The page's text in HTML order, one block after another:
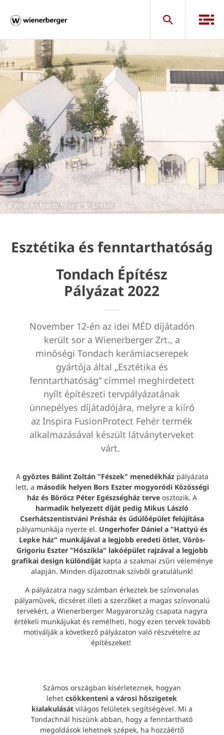
© What Architects, Winery "S" Strekov
Esztétika és fenntarthatóság
Tondach Építész
Pályázat 2022
November 12-én az idei MÉD díjátadón
került sor a Wienerberger Zrt., a
minőségi Tondach kerámiacserepek
gyártója által „Esztétika és
fenntarthatóság” címmel meghirdetett
nyílt építészeti tervpályázatának
ünnepélyes díjátadójára, melyre a kiíró
az Inspira FusionProtect Fehér termék
alkalmazásával készült látványterveket
várt.
A győztes Bálint Zoltán "Fészek" menedékházpályázata
lett, a második helyen Bors Eszter mogyoródi Közösségi
ház és Böröcz Péter Egészségház terve osztozik. A
harmadik helyezett díját pedig Mikus László
Cserhátszentistváni Présház és üdülőépület felújítása
pályamunkája nyerte el. Ungerhofer Dániel a "Hattyú és
Lepke ház" munkájával a legjobb eredeti ötlet, Vörös-
Grigoriu Eszter "Hószikla" lakóépület rajzával a legjobb
grafikai design különdíjátkapta a szakmai zsűri véleménye
alapján. Minden díjazottnak szívből gratulálunk!
A pályázatra nagy számban érkeztek be színvonalas
pályaművek, dicséret illeti a szerzőket a magas színvonalú
tervekért, a Wienerberger Magyarország csapata nagyra
értékeli munkájukat és remélheti, hogy ezen tervek tovább
motiválják a következő pályázaton való részvételre az
építészeket!
Számos országban kísérleteznek, hogyan
lehetcsökkenteni a városi hőszigetek
kialakulását világos felületek segítségével. Mi a
Tondachnál hiszünk abban, hogy a fenntartható
megoldások lehetnek szépek, ha hozzáértő